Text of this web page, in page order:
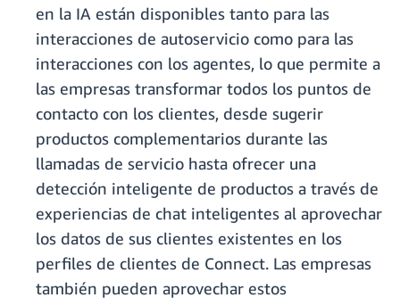
en la IA están disponibles tanto para las
interacciones de autoservicio como para las
interacciones con los agentes, lo que permite a
las empresas transformar todos los puntos de
contacto con los clientes, desde sugerir
productos complementarios durante las
llamadas de servicio hasta ofrecer una
detección inteligente de productos a través de
experiencias de chat inteligentes al aprovechar
los datos de sus clientes existentes en los
perfiles de clientes de Connect. Las empresas
también pueden aprovechar estos